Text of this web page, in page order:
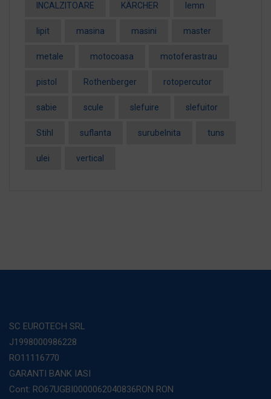
INCALZITOARE KÄRCHER lemn
lipit masina masini master
metale motocoasa motoferastrau
pistol Rothenberger rotopercutor
sabie scule slefuire slefuitor
Stihl suflanta surubelnita tuns
ulei vertical
SC EUROTECH SRL
J1998000986228
RO11116770
GARANTI BANK IASI
Cont: RO67UGBI0000062040836RON RON